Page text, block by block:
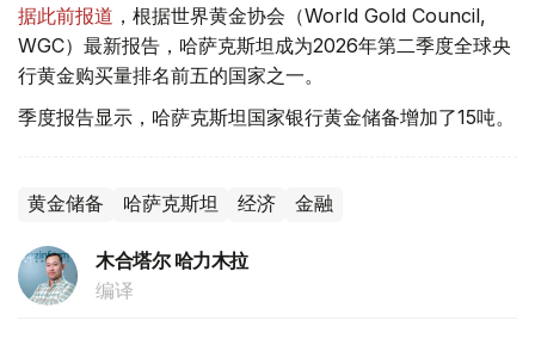
据此前报道 ，根据世界黄金协会（World Gold Council,
WGC）最新报告，哈萨克斯坦成为2026年第二季度全球央
行黄金购买量排名前五的国家之一。
季度报告显示，哈萨克斯坦国家银行黄金储备增加了15吨。
黄金储备 哈萨克斯坦 经济 金融
木合塔尔 哈力木拉
编译